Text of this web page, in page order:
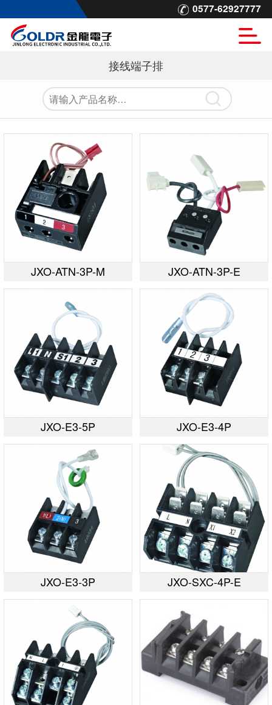
0577-62927777
接线端子排
JXO-ATN-3P-M JXO-ATN-3P-E
JXO-E3-5P JXO-E3-4P
JXO-E3-3P JXO-SXC-4P-E